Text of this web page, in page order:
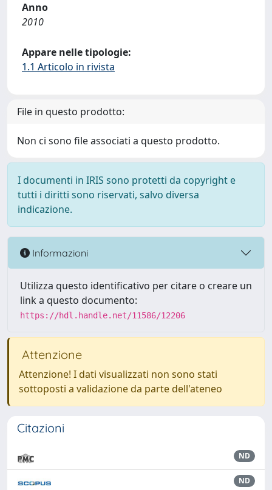
Anno
2010
Appare nelle tipologie:
1.1 Articolo in rivista
File in questo prodotto:
Non ci sono file associati a questo prodotto.
I documenti in IRIS sono protetti da copyright e
tutti i diritti sono riservati, salvo diversa
indicazione.
Informazioni
Utilizza questo identificativo per citare o creare un
link a questo documento:
https://hdl.handle.net/11586/12206
Attenzione
Attenzione! I dati visualizzati non sono stati
sottoposti a validazione da parte dell'ateneo
Citazioni
ND
ND